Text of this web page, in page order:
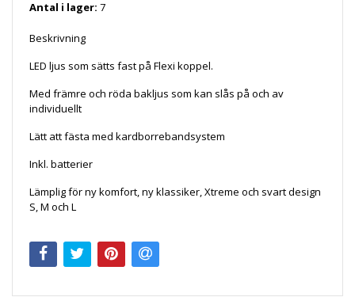
Antal i lager: 7
Beskrivning
LED ljus som sätts fast på Flexi koppel.
Med främre och röda bakljus som kan slås på och av
individuellt
Lätt att fästa med kardborrebandsystem
Inkl. batterier
Lämplig för ny komfort, ny klassiker, Xtreme och svart design
S, M och L